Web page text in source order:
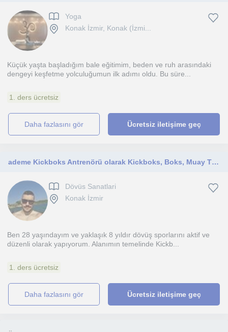
Yoga
Konak İzmir, Konak (İzmi...
Küçük yaşta başladığım bale eğitimim, beden ve ruh arasındaki
dengeyi keşfetme yolculuğumun ilk adımı oldu. Bu süre...
1. ders ücretsiz
daha fazlasını gör Ücretsiz iletişime geç
ademe Kickboks Antrenörü olarak Kickboks, Boks, Muay Thai dersleri veriyorum. Fitness ve diyet danışmanlığı ile formunuzu geliştir
Dövüs Sanatlari
Konak İzmir
Ben 28 yaşındayım ve yaklaşık 8 yıldır dövüş sporlarını aktif ve
düzenli olarak yapıyorum. Alanımın temelinde Kickb...
1. ders ücretsiz
daha fazlasını gör Ücretsiz iletişime geç